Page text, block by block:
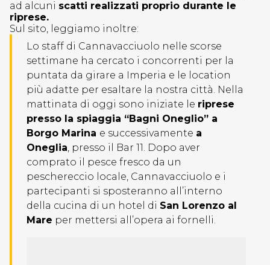
ad alcuni scatti realizzati proprio durante le
riprese.
Sul sito, leggiamo inoltre:
Lo staff di Cannavacciuolo nelle scorse
settimane ha cercato i concorrenti per la
puntata da girare a Imperia e le location
più adatte per esaltare la nostra città. Nella
mattinata di oggi sono iniziate le riprese
presso la spiaggia “Bagni Oneglio” a
Borgo Marina e successivamente a
Oneglia, presso il Bar 11. Dopo aver
comprato il pesce fresco da un
peschereccio locale, Cannavacciuolo e i
partecipanti si sposteranno all’interno
della cucina di un hotel di San Lorenzo al
Mare per mettersi all’opera ai fornelli.